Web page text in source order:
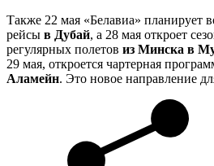
Также 22 мая «Белавиа» планирует
рейсы в Дубай, а 28 мая откроет
регулярных полетов из Минска в
29 мая, откроется чартерная
Аламейн. Это новое направление